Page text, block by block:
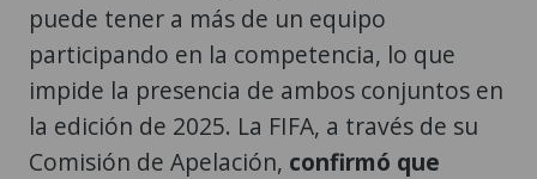
puede tener a más de un equipo
participando en la competencia, lo que
impide la presencia de ambos conjuntos en
la edición de 2025. La FIFA, a través de su
Comisión de Apelación, confirmó que